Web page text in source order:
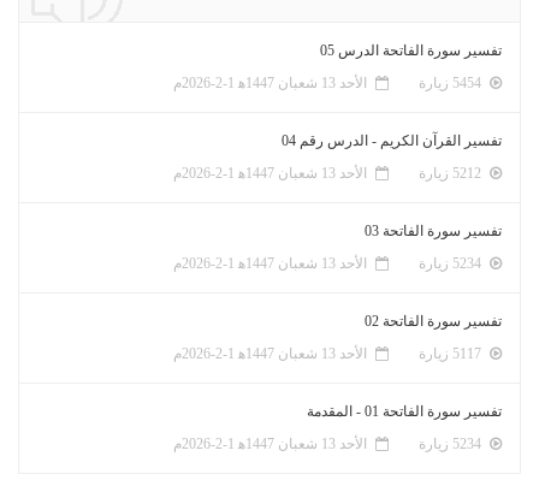
تفسير سورة الفاتحة الدرس 05
الأحد 13 شعبان 1447ﻫ 1-2-2026م
تفسير القرآن الكريم - الدرس رقم 04
الأحد 13 شعبان 1447ﻫ 1-2-2026م
تفسير سورة الفاتحة 03
الأحد 13 شعبان 1447ﻫ 1-2-2026م
تفسير سورة الفاتحة 02
الأحد 13 شعبان 1447ﻫ 1-2-2026م
تفسير سورة الفاتحة 01 - المقدمة
الأحد 13 شعبان 1447ﻫ 1-2-2026م